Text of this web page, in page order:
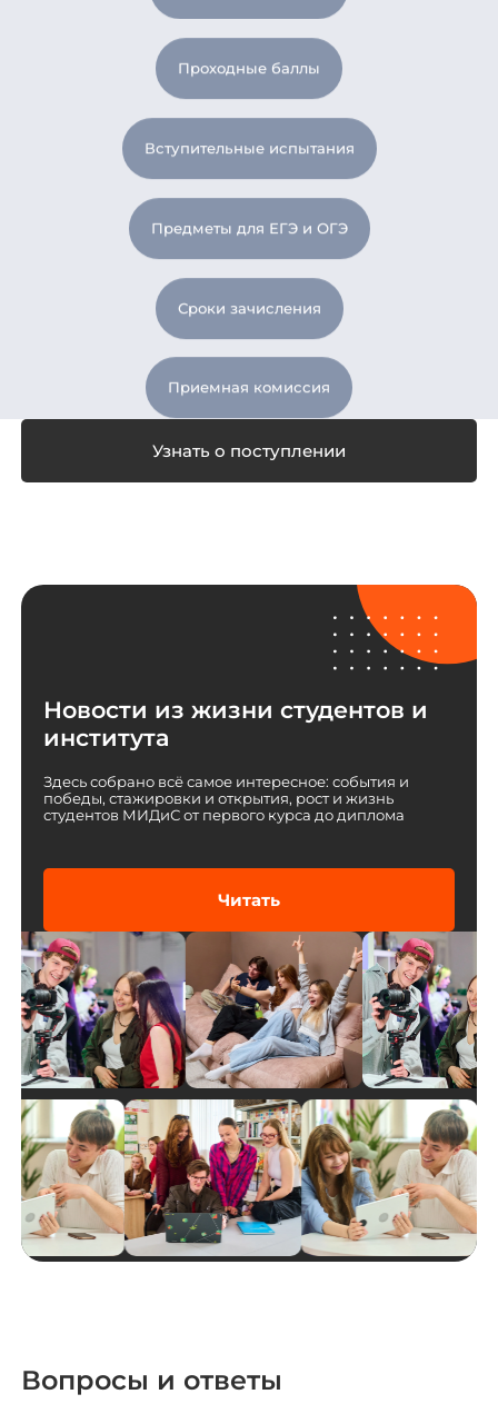
Проходные баллы
Вступительные испытания
Предметы для ЕГЭ и ОГЭ
Сроки зачисления
Приемная комиссия
Новости из жизни студентов и
института
Здесь собрано всё самое интересное: события и
победы, стажировки и открытия, рост и жизнь
студентов МИДиС от первого курса до диплома
Читать
Вопросы и ответы